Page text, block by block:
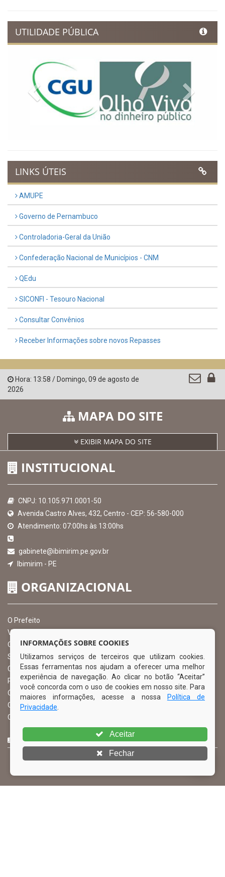
UTILIDADE PÚBLICA
Previous
LINKS ÚTEIS
AMUPE
Governo de Pernambuco
Controladoria-Geral da União
Confederação Nacional de Municípios - CNM
QEdu
SICONFI - Tesouro Nacional
Consultar Convênios
Receber Informações sobre novos Repasses
Hora: 13:58 / Domingo, 09 de agosto de
2026
MAPA DO SITE
EXIBIR MAPA DO SITE
INSTITUCIONAL
CNPJ: 10.105.971.0001-50
Avenida Castro Alves, 432, Centro - CEP: 56-580-000
Atendimento: 07:00hs às 13:00hs
gabinete@ibimirim.pe.gov.br
Ibimirim - PE
ORGANIZACIONAL
O Prefeito
Vice Prefeito
Ouvidoria Municipal
Serviço de Informação ao Cidadão – SIC
Chefe de Gabinete
Procuradoria Geral
Órgão de Controle Interno
Organograma
Comissão Permanente de Licitação – CPL
CURTA NOSSA FAN PAGE
INFORMAÇÕES SOBRE COOKIES
Utilizamos serviços de terceiros que utilizam cookies.
Essas ferramentas nos ajudam a oferecer uma melhor
experiência de navegação. Ao clicar no botão “Aceitar”
você concorda com o uso de cookies em nosso site. Para
maiores informações, acesse a nossa
Política de
Privacidade
Aceitar
Fechar